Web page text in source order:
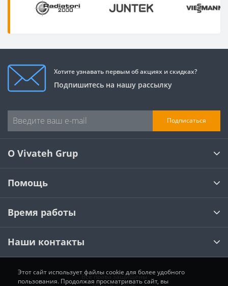
Хотите узнавать первым об акциях и скидках?
Подпишитесь на нашу рассылку
Подписаться
О Vivateh Grup
Помощь
Время работы
Наши контакты
Все права защищены
Этот сайт использует файлы cookie для более удобного
пользования. Продолжая просматривать сайт, вы